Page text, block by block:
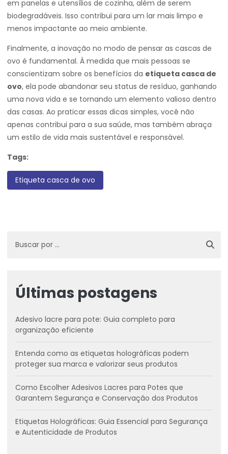
em panelas e utensílios de cozinha, além de serem
biodegradáveis. Isso contribui para um lar mais limpo e
menos impactante ao meio ambiente.
Finalmente, a inovação no modo de pensar as cascas de
ovo é fundamental. À medida que mais pessoas se
conscientizam sobre os benefícios da etiqueta casca de
ovo, ela pode abandonar seu status de resíduo, ganhando
uma nova vida e se tornando um elemento valioso dentro
das casas. Ao praticar essas dicas simples, você não
apenas contribui para a sua saúde, mas também abraça
um estilo de vida mais sustentável e responsável.
Tags:
Etiqueta casca de ovo
Últimas postagens
Adesivo lacre para pote: Guia completo para
organização eficiente
Entenda como as etiquetas holográficas podem
proteger sua marca e valorizar seus produtos
Como Escolher Adesivos Lacres para Potes que
Garantem Segurança e Conservação dos Produtos
Etiquetas Holográficas: Guia Essencial para Segurança
e Autenticidade de Produtos